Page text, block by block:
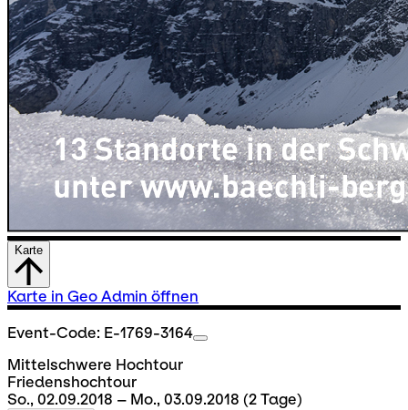
Karte
Karte in Geo Admin öffnen
Event-Code: E-1769-3164
Mittelschwere Hochtour
Friedenshochtour
So., 02.09.2018 – Mo., 03.09.2018 (2 Tage)